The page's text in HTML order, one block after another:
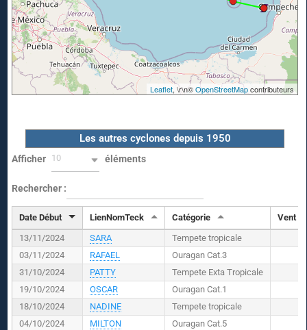
Leaflet, \r\n©OpenStreetMapcontributeurs
Les autres cyclones depuis 1950
Afficher 10 éléments
Rechercher :
Date Début LienNomTeck Catégorie Vent (
13/11/2024
SARA
Tempete tropicale
03/11/2024
RAFAEL
Ouragan Cat.3
31/10/2024
PATTY
Tempete Exta Tropicale
19/10/2024
OSCAR
Ouragan Cat.1
18/10/2024
NADINE
Tempete tropicale
04/10/2024
MILTON
Ouragan Cat.5